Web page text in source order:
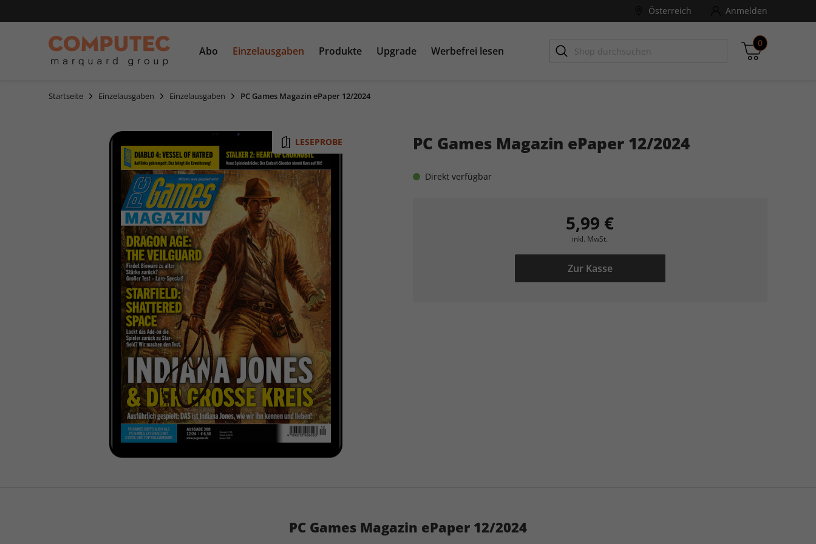
Österreich Anmelden
Abo
LinuxUser
Einzelausgaben Produkte Upgrade Werbefrei lesen
0
Zwischensumme
inkl. MwSt., ggf. zzgl. Versandkosten
Startseite Einzelausgaben Einzelausgaben PC Games Magazin ePaper 12/2024
LESEPROBE PC Games Magazin ePaper 12/2024
Direkt verfügbar
5,99 €
inkl. MwSt.
Zur Kasse
PC Games Magazin ePaper 12/2024